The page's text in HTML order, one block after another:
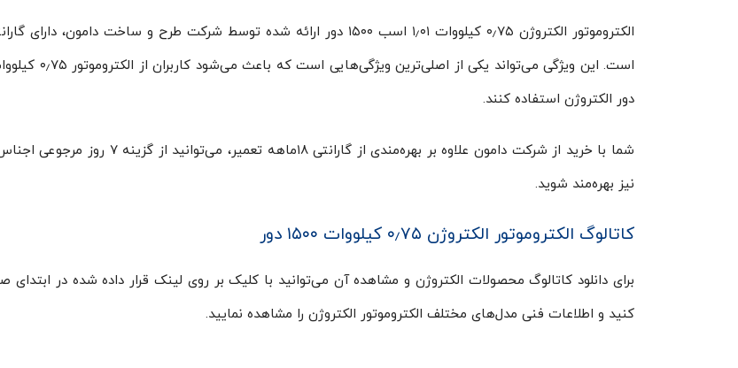
دور الکتروژن استفاده کنند.
شما با خرید از شرکت دامون علاوه بر بهره‌مندی از گارانتی
نیز بهره‌مند شوید.
کاتالوگ الکتروموتور الکتروژن ۰٫۷۵ کیلووات ۱۵۰۰ دور
برای دانلود کاتالوگ محصولات الکتروژن و مشاهده آن می‌توانید با کلیک بر روی لینک قرار داده شده در ابتدای
کنید و اطلاعات فنی مدل‌های مختلف الکتروموتور الکتروژن را مشاهده نمایید.